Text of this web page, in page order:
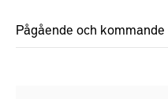
Pågående och kommande